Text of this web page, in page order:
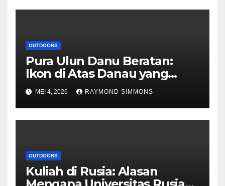
OUTDOORS
Pura Ulun Danu Beratan:
Ikon di Atas Danau yang
Memikat Dunia
MEI 4, 2026 RAYMOND SIMMONS
OUTDOORS
Kuliah di Rusia: Alasan